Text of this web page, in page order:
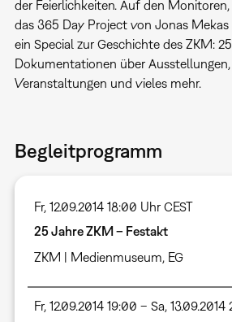
der Feierlichkeiten. Auf den
das 365 Day Project von Jonas Mekas
ein Special zur Geschichte des ZKM:
Dokumentationen über Ausstellungen,
Veranstaltungen und vieles mehr.
Begleitprogramm
Fr, 12.09.2014 18:00 Uhr CEST
25 Jahre ZKM – Festakt
ZKM | Medienmuseum, EG
Fr, 12.09.2014 19:00 – Sa,